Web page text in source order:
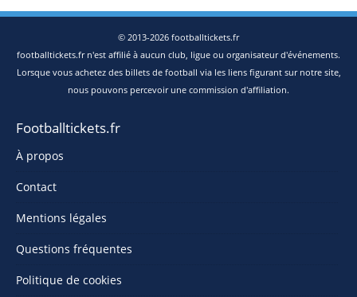
© 2013-2026 footballtickets.fr
footballtickets.fr n'est affilié à aucun club, ligue ou organisateur d'événements.
Lorsque vous achetez des billets de football via les liens figurant sur notre site,
nous pouvons percevoir une commission d'affiliation.
Footballtickets.fr
À propos
Contact
Mentions légales
Questions fréquentes
Politique de cookies